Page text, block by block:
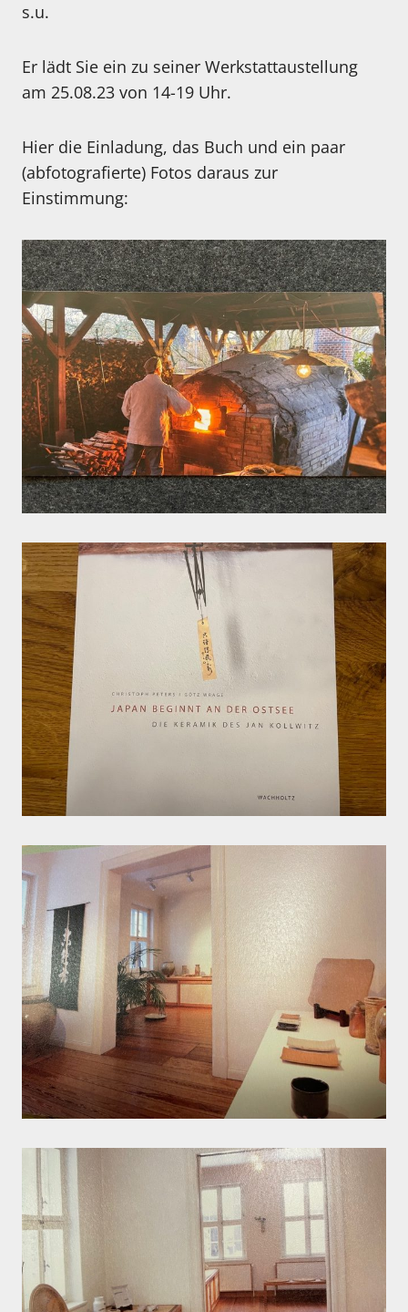
s.u.
Er lädt Sie ein zu seiner Werkstattaustellung
am 25.08.23 von 14-19 Uhr.
Hier die Einladung, das Buch und ein paar
(abfotografierte) Fotos daraus zur
Einstimmung: